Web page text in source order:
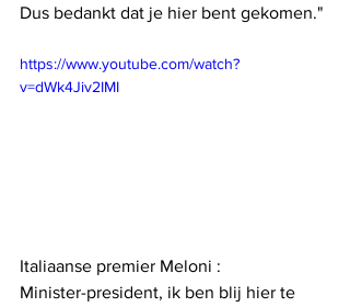
Dus bedankt dat je hier bent gekomen."
https://www.youtube.com/watch?
v=dWk4Jiv2IMI
Italiaanse premier Meloni :
Minister-president, ik ben blij hier te